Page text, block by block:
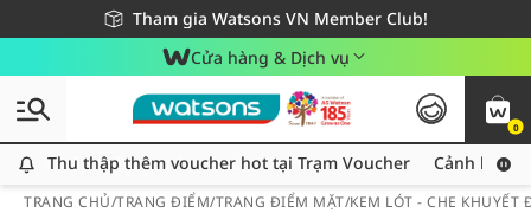
Tham gia Watsons VN Member Club!
Miễn phí giao hàng cho đơn hàng từ 249,000Đ
Giao hàng nhanh 24h - Áp dụng khu vực TP. Hồ Chí Minh
Cửa hàng & Dịch vụ
0
Thu thập thêm voucher hot tại Trạm Voucher
Thu thập thêm voucher hot tại Trạm Voucher Cảnh báo
TRANG CHỦ/TRANG ĐIỂM/TRANG ĐIỂM MẶT/KEM LÓT - CHE KHUYẾT